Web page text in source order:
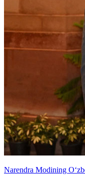
Narendra Modining